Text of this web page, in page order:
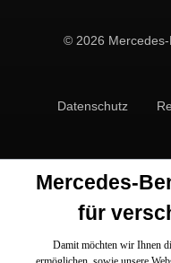
© 2026 Mercedes-
Datenschutz
Mercedes-
für
Damit möchten wir Ihnen